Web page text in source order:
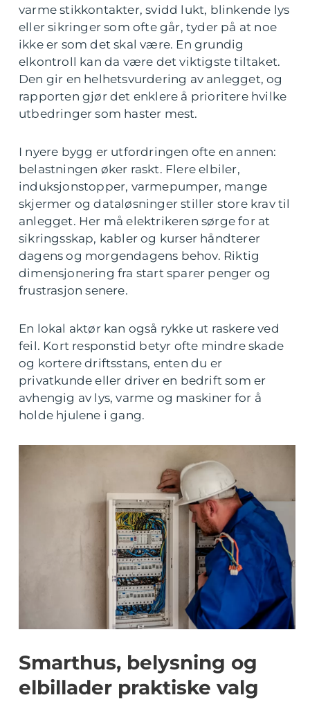
varme stikkontakter, svidd lukt, blinkende lys
eller sikringer som ofte går, tyder på at noe
ikke er som det skal være. En grundig
elkontroll kan da være det viktigste tiltaket.
Den gir en helhetsvurdering av anlegget, og
rapporten gjør det enklere å prioritere hvilke
utbedringer som haster mest.
I nyere bygg er utfordringen ofte en annen:
belastningen øker raskt. Flere elbiler,
induksjonstopper, varmepumper, mange
skjermer og dataløsninger stiller store krav til
anlegget. Her må elektrikeren sørge for at
sikringsskap, kabler og kurser håndterer
dagens og morgendagens behov. Riktig
dimensjonering fra start sparer penger og
frustrasjon senere.
En lokal aktør kan også rykke ut raskere ved
feil. Kort responstid betyr ofte mindre skade
og kortere driftsstans, enten du er
privatkunde eller driver en bedrift som er
avhengig av lys, varme og maskiner for å
holde hjulene i gang.
Smarthus, belysning og
elbillader praktiske valg